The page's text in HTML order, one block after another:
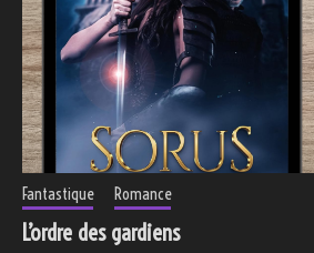
Fantastique Romance
L’ordre des gardiens